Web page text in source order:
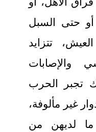
أو حتى السبل
تتزايد
والإصابات
تجبر الحرب
غير مألوفة،
لديهن من